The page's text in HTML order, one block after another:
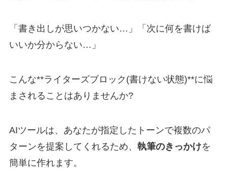
「書き出しが思いつかない…」「次に何を書けば
いいか分からない…」
こんな**ライターズブロック(書けない状態)**に悩
まされることはありませんか?
AIツールは、あなたが指定したトーンで複数のパ
ターンを提案してくれるため、 執筆のきっかけを
簡単に作れます。